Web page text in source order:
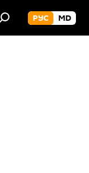
РУС MD